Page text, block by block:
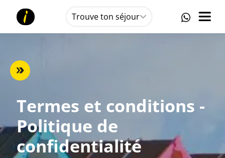
Trouve ton séjour
Termes et conditions -
Politique de
confidentialité